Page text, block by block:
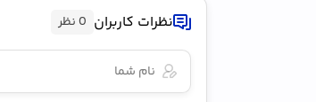
نظرات کاربران 0 نظر